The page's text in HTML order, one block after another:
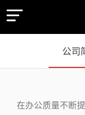
公司
在办公质量不断